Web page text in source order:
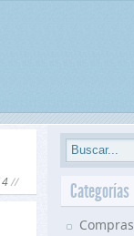
Categorías
Compras